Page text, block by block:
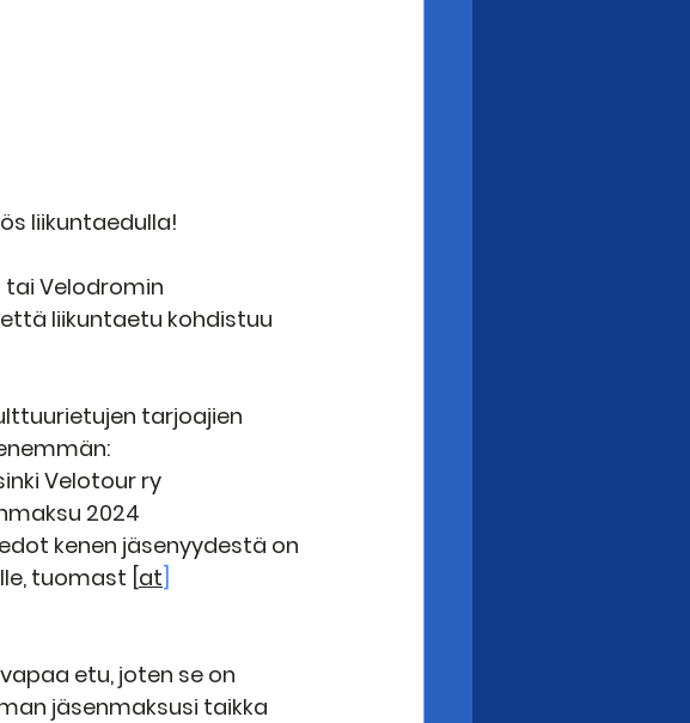
liikuntaedulla!
tai Velodromin
liikuntaetu kohdistuu
tarjoajien
Velotour ry
2024
kenen jäsenyydestä on
tuomast [ at
etu, joten se on
jäsenmaksusi taikka